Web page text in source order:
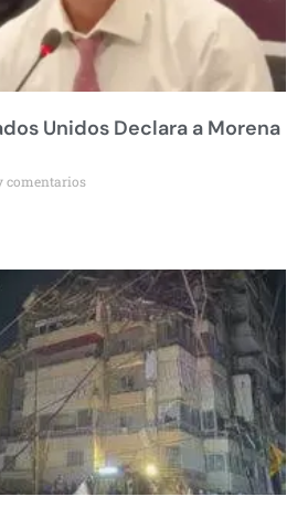
Unidos Declara a Morena
comentarios